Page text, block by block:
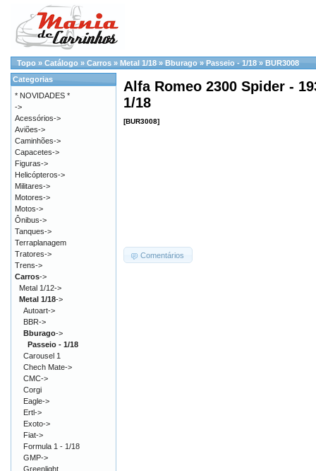
Topo » Catálogo » Carros » Metal 1/18 » Bburago » Passeio - 1/18 » BUR3008
Alfa Romeo 2300 Spider -
1/18
[BUR3008]
Comentários
Categorias
* NOVIDADES *
->
Acessórios->
Aviões->
Caminhões->
Capacetes->
Figuras->
Helicópteros->
Militares->
Motores->
Motos->
Ônibus->
Tanques->
Terraplanagem
Tratores->
Trens->
Carros->
Metal 1/12->
Metal 1/18->
Autoart->
BBR->
Bburago->
Passeio - 1/18
Carousel 1
Chech Mate->
CMC->
Corgi
Eagle->
Ertl->
Exoto->
Fiat->
Formula 1 - 1/18
GMP->
Greenlight